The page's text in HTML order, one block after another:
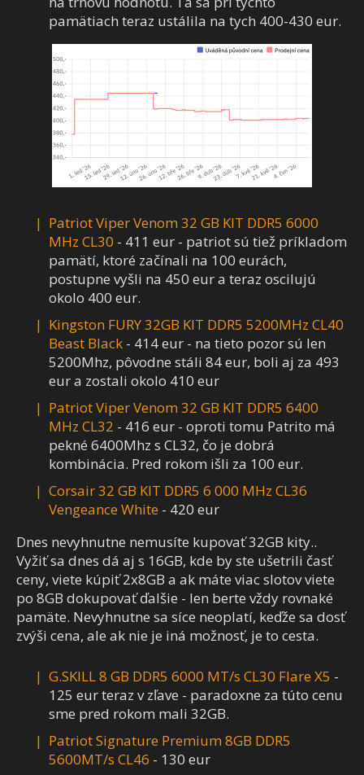
pamätiach teraz ustálila na tych 400-430 eur.
Patriot Viper Venom 32 GB KIT DDR5 6000
MHz CL30 - 411 eur - patriot sú tiež príkladom
pamätí, ktoré začínali na 100 eurách,
postupne vyšli na 450 eur a teraz oscilujú
okolo 400 eur.
Kingston FURY 32GB KIT DDR5 5200MHz CL40
Beast Black - 414 eur - na tieto pozor sú len
5200Mhz, pôvodne stáli 84 eur, boli aj za 493
eur a zostali okolo 410 eur
Patriot Viper Venom 32 GB KIT DDR5 6400
MHz CL32 - 416 eur - oproti tomu Patrito má
pekné 6400Mhz s CL32, čo je dobrá
kombinácia. Pred rokom išli za 100 eur.
Corsair 32 GB KIT DDR5 6 000 MHz CL36
Vengeance White - 420 eur
Dnes nevyhnutne nemusíte kupovať 32GB kity..
Vyžiť sa dnes dá aj s 16GB, kde by ste ušetrili časť
ceny, viete kúpiť 2x8GB a ak máte viac slotov viete
po 8GB dokupovať ďalšie - len berte vždy rovnaké
pamäte. Nevyhnutne sa síce neoplatí, keďže sa dosť
zvýši cena, ale ak nie je iná možnosť, je to cesta.
G.SKILL 8 GB DDR5 6000 MT/s CL30 Flare X5 -
125 eur teraz v zľave - paradoxne za túto cenu
sme pred rokom mali 32GB.
Patriot Signature Premium 8GB DDR5
5600MT/s CL46 - 130 eur